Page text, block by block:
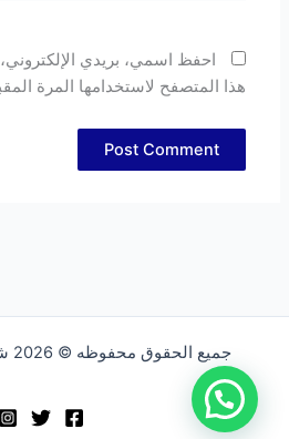
احفظ اسمي، بريدي
هذا المتصفح لاستخدامها المرة
جميع الحقوق محفوظه © 2026 شركة المنزل السعودي